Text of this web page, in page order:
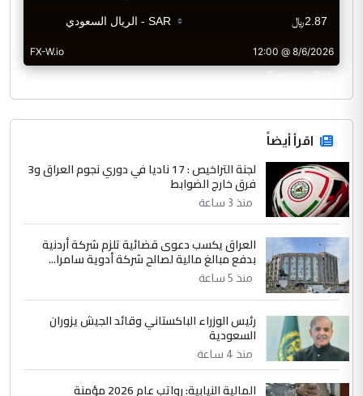
CurrencyRate
اقرأ أيضاً
لجنة التراخيص : 17 ناديا في دوري نجوم العراق و3
فرق خارج الضوابط
منذ 3 ساعة
العراق يكسب دعوى قضائية تلزم شركة أردنية
بدفع مبالغ مالية لصالح شركة أدوية سامرا...
منذ 5 ساعة
رئيس الوزراء الباكستاني وقائد الجيش يزوران
السعودية
منذ 4 ساعة
المالية النيابية: رواتب عام 2026 مؤمنة